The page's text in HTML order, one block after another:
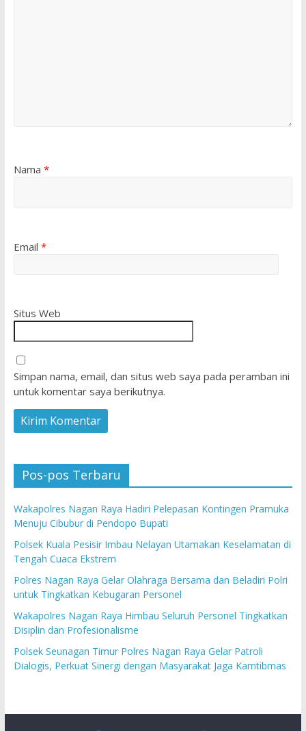
Nama *
Email *
Situs Web
Simpan nama, email, dan situs web saya pada peramban ini
untuk komentar saya berikutnya.
Pos-pos Terbaru
Wakapolres Nagan Raya Hadiri Pelepasan Kontingen Pramuka
Menuju Cibubur di Pendopo Bupati
Polsek Kuala Pesisir Imbau Nelayan Utamakan Keselamatan di
Tengah Cuaca Ekstrem
Polres Nagan Raya Gelar Olahraga Bersama dan Beladiri Polri
untuk Tingkatkan Kebugaran Personel
Wakapolres Nagan Raya Himbau Seluruh Personel Tingkatkan
Disiplin dan Profesionalisme
Polsek Seunagan Timur Polres Nagan Raya Gelar Patroli
Dialogis, Perkuat Sinergi dengan Masyarakat Jaga Kamtibmas